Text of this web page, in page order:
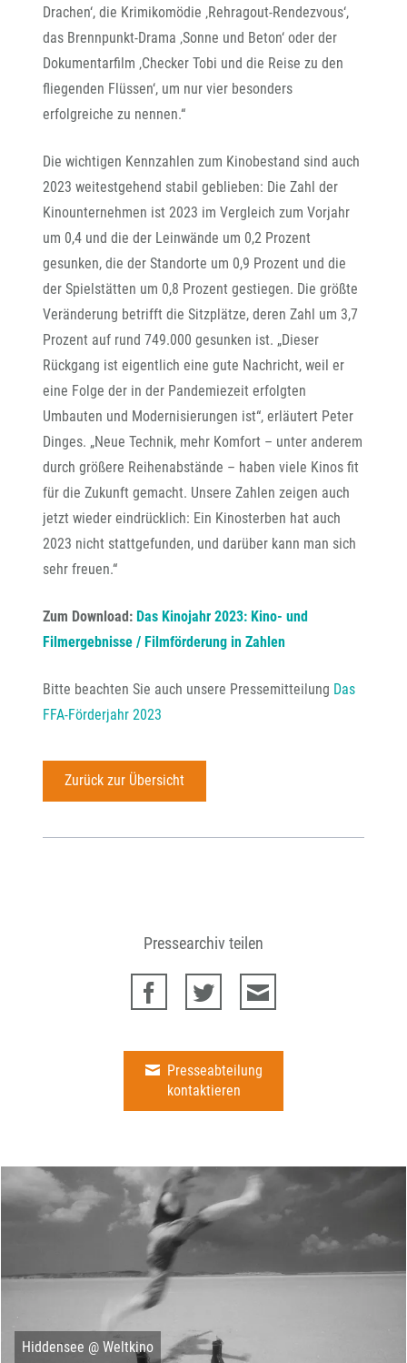
Drachen‘, die Krimikomödie ‚Rehragout-Rendezvous‘,
das Brennpunkt-Drama ‚Sonne und Beton‘ oder der
Dokumentarfilm ‚Checker Tobi und die Reise zu den
fliegenden Flüssen‘, um nur vier besonders
erfolgreiche zu nennen.“
Die wichtigen Kennzahlen zum Kinobestand sind auch
2023 weitestgehend stabil geblieben: Die Zahl der
Kinounternehmen ist 2023 im Vergleich zum Vorjahr
um 0,4 und die der Leinwände um 0,2 Prozent
gesunken, die der Standorte um 0,9 Prozent und die
der Spielstätten um 0,8 Prozent gestiegen. Die größte
Veränderung betrifft die Sitzplätze, deren Zahl um 3,7
Prozent auf rund 749.000 gesunken ist. „Dieser
Rückgang ist eigentlich eine gute Nachricht, weil er
eine Folge der in der Pandemiezeit erfolgten
Umbauten und Modernisierungen ist“, erläutert Peter
Dinges. „Neue Technik, mehr Komfort – unter anderem
durch größere Reihenabstände – haben viele Kinos fit
für die Zukunft gemacht. Unsere Zahlen zeigen auch
jetzt wieder eindrücklich: Ein Kinosterben hat auch
2023 nicht stattgefunden, und darüber kann man sich
sehr freuen.“
Zum Download: Das Kinojahr 2023: Kino- und
Filmergebnisse / Filmförderung in Zahlen
Bitte beachten Sie auch unsere Pressemitteilung Das
FFA-Förderjahr 2023
Zurück zur Übersicht
Pressearchiv teilen
Presseabteilung
kontaktieren
Hiddensee @ Weltkino